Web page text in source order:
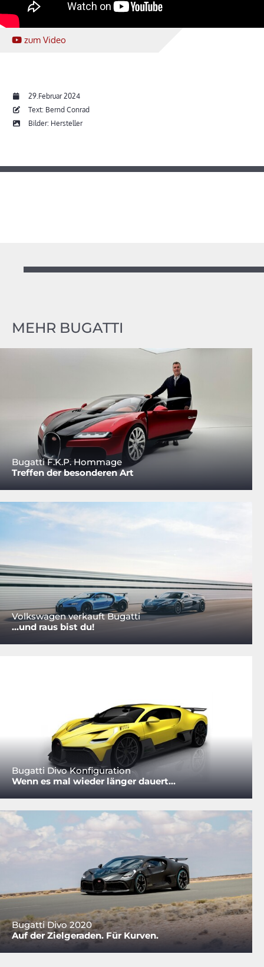
zum Video
29.Februar 2024
Text: Bernd Conrad
Bilder: Hersteller
MEHR BUGATTI
Bugatti F.K.P. Hommage
Treffen der besonderen Art
Volkswagen verkauft Bugatti
...und raus bist du!
Bugatti Divo Konfiguration
Wenn es mal wieder länger dauert...
Bugatti Divo 2020
Auf der Zielgeraden. Für Kurven.